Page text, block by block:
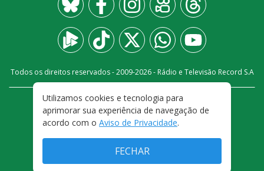
Todos os direitos reservados - 2009-2026- Rádio e Televisão Record S.A
FALE CONOSCO
PRIVACIDADE
TERMOS E CONDIÇÕES DE USO
Utilizamos cookies e tecnologia para
aprimorar sua experiência de navegação de
acordo com o Aviso de Privacidade.
FECHAR